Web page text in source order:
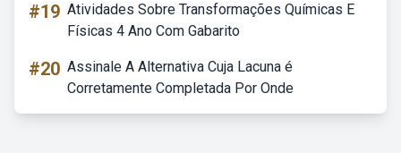
#19 Atividades Sobre Transformações Químicas E
Físicas 4 Ano Com Gabarito
#20 Assinale A Alternativa Cuja Lacuna é
Corretamente Completada Por Onde